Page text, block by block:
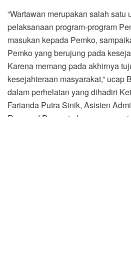
“Wartawan merupakan salah satu
pelaksanaan program-program
masukan kepada Pemko,
Pemko yang berujung pada
Karena memang pada akhirnya
kesejahteraan masyarakat,” ucap
dalam perhelatan yang dihadiri
Farianda Putra Sinik, Asisten
Renward Parapat, dan segenap